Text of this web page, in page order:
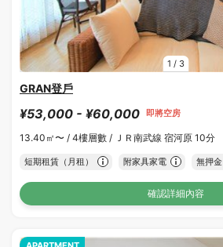
1 / 3
GRAN登戶
¥53,000 - ¥60,000 即將空房
13.40㎡〜 / 4樓層數 / ＪＲ南武線 宿河原 10分
短期租賃（月租） 附家具家電 無押金
確認詳細內容